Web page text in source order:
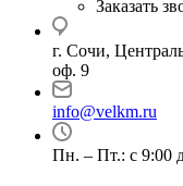
Заказать
г. Сочи,
оф. 9
info@velkm.ru
Пн. – Пт.: с 9:00